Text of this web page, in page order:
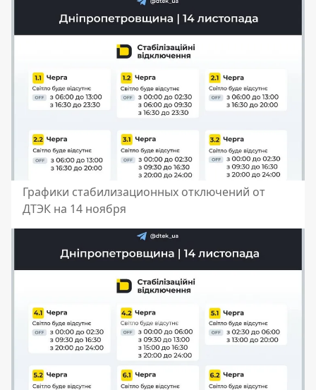
Графики стабилизационных отключений от
ДТЭК на 14 ноября